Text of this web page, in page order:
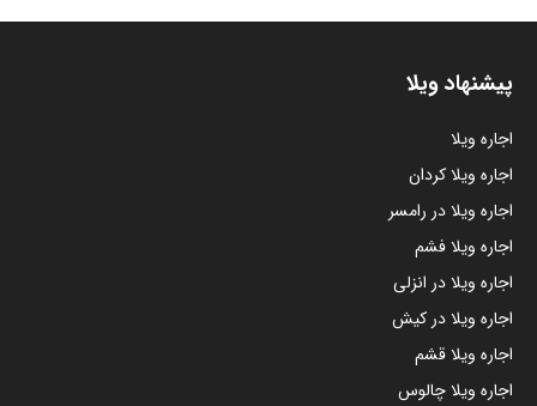
پیشنهاد ویلا
اجاره ویلا
اجاره ویلا کردان
اجاره ویلا در رامسر
اجاره ویلا فشم
اجاره ویلا در انزلی
اجاره ویلا در کیش
اجاره ویلا قشم
اجاره ویلا چالوس